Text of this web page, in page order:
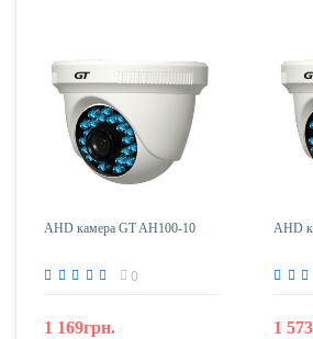
AHD камера GT AH100-10
0
1 169грн.
AHD
1